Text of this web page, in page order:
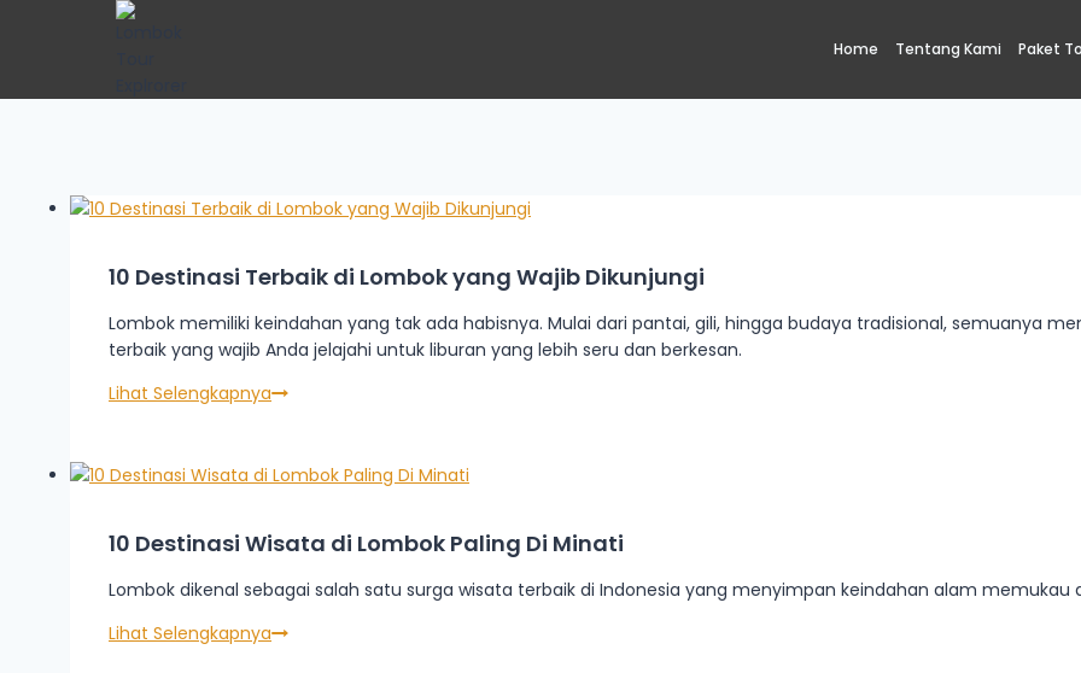
Home Tentang Kami Paket
10 Destinasi Terbaik di Lombok yang Wajib Dikunjungi
Lombok memiliki keindahan yang tak ada habisnya. Mulai dari pantai, gili, hingga budaya tradisional, semuanya
terbaik yang wajib Anda jelajahi untuk liburan yang lebih seru dan berkesan.
Lihat Selengkapnya
10 Destinasi Wisata di Lombok Paling Di Minati
Lombok dikenal sebagai salah satu surga wisata terbaik di Indonesia yang menyimpan keindahan alam memukau
Lihat Selengkapnya